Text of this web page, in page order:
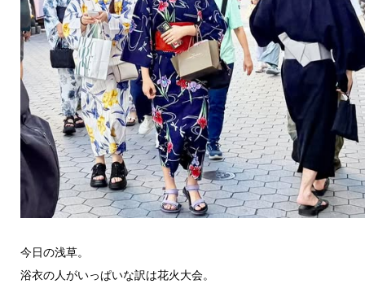
今日の浅草。
浴衣の人がいっぱいな訳は花火大会。